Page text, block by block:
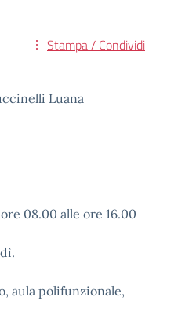
Stampa / Condividi
Luana
08.00 alle ore 16.00
aula polifunzionale,